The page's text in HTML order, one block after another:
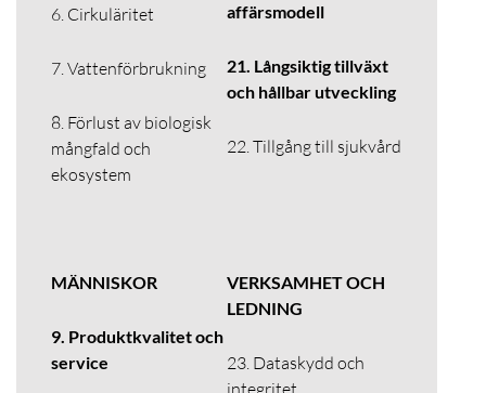
6. Cirkuläritet
7. Vattenförbrukning
8. Förlust av biologisk
mångfald och
ekosystem
affärsmodell
21. Långsiktig tillväxt
och hållbar utveckling
22. Tillgång till sjukvård
MÄNNISKOR
9. Produktkvalitet och
service
VERKSAMHET OCH
LEDNING
23. Dataskydd och
integritet